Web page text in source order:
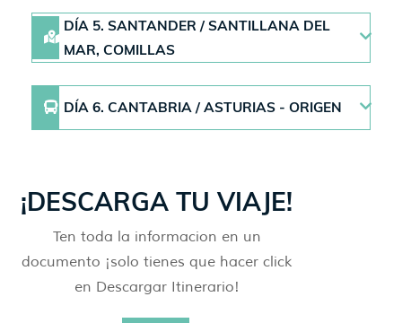
DÍA 5. SANTANDER / SANTILLANA DEL
MAR, COMILLAS
DÍA 6. CANTABRIA / ASTURIAS - ORIGEN
¡DESCARGA TU VIAJE!
Ten toda la informacion en un
documento ¡solo tienes que hacer click
en Descargar Itinerario!